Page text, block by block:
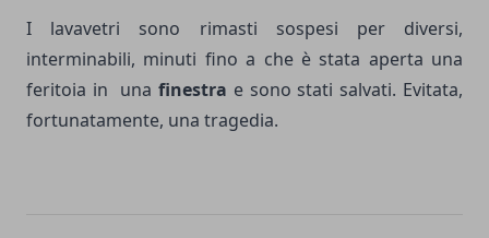
I lavavetri sono rimasti sospesi per diversi,
interminabili, minuti fino a che è stata aperta una
feritoia in unafinestra e sono stati salvati. Evitata,
fortunatamente, una tragedia.